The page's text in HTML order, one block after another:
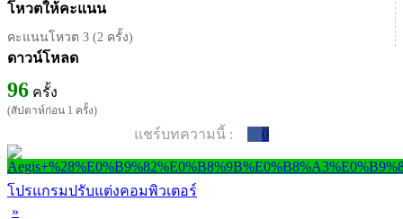
โหวตให้คะแนน
คะแนนโหวต 3 (2 ครั้ง)
ดาวน์โหลด
96 ครั้ง
(สัปดาห์ก่อน 1 ครั้ง)
แชร์บทความนี้ : 0
โปรแกรมปรับแต่งคอมพิวเตอร์
»